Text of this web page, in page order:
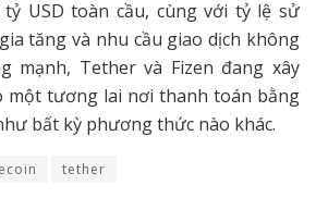
tỷ USD toàn cầu, cùng với tỷ lệ sử
tăng và nhu cầu giao dịch không
mạnh, Tether và Fizen đang xây
một tương lai nơi thanh toán bằng
bất kỳ phương thức nào khác.
tether